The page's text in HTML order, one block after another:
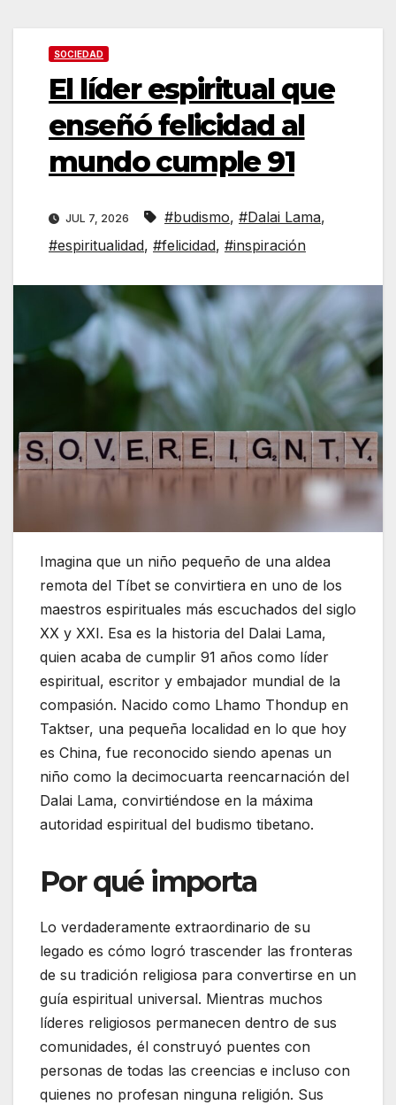
SOCIEDAD
El líder espiritual que
enseñó felicidad al
mundo cumple 91
JUL 7, 2026 #budismo, #Dalai Lama,
#espiritualidad, #felicidad, #inspiración
Imagina que un niño pequeño de una aldea
remota del Tíbet se convirtiera en uno de los
maestros espirituales más escuchados del siglo
XX y XXI. Esa es la historia del Dalai Lama,
quien acaba de cumplir 91 años como líder
espiritual, escritor y embajador mundial de la
compasión. Nacido como Lhamo Thondup en
Taktser, una pequeña localidad en lo que hoy
es China, fue reconocido siendo apenas un
niño como la decimocuarta reencarnación del
Dalai Lama, convirtiéndose en la máxima
autoridad espiritual del budismo tibetano.
Por qué importa
Lo verdaderamente extraordinario de su
legado es cómo logró trascender las fronteras
de su tradición religiosa para convertirse en un
guía espiritual universal. Mientras muchos
líderes religiosos permanecen dentro de sus
comunidades, él construyó puentes con
personas de todas las creencias e incluso con
quienes no profesan ninguna religión. Sus